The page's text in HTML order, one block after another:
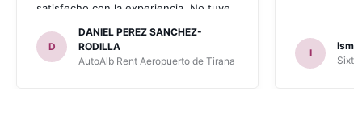
satisfecho con la experiencia. No tuve
invitaron a adquirir un seguro (como
había leído en varios blog). En mis
anteriores viajes nunca había alquilado
D
DANIEL PEREZ SANCHEZ-
RODILLA
AutoAlb Rent Aeropuerto de Tirana
I
Sixt